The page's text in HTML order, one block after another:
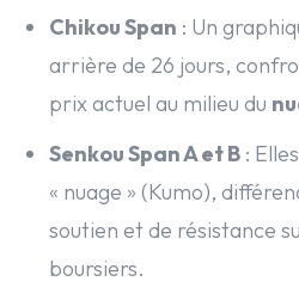
Chikou Span : Un
arrière de 26 jours,
prix actuel au milieu du
Senkou Span A et B :
« nuage » (Kumo),
soutien et de résistance
boursiers.